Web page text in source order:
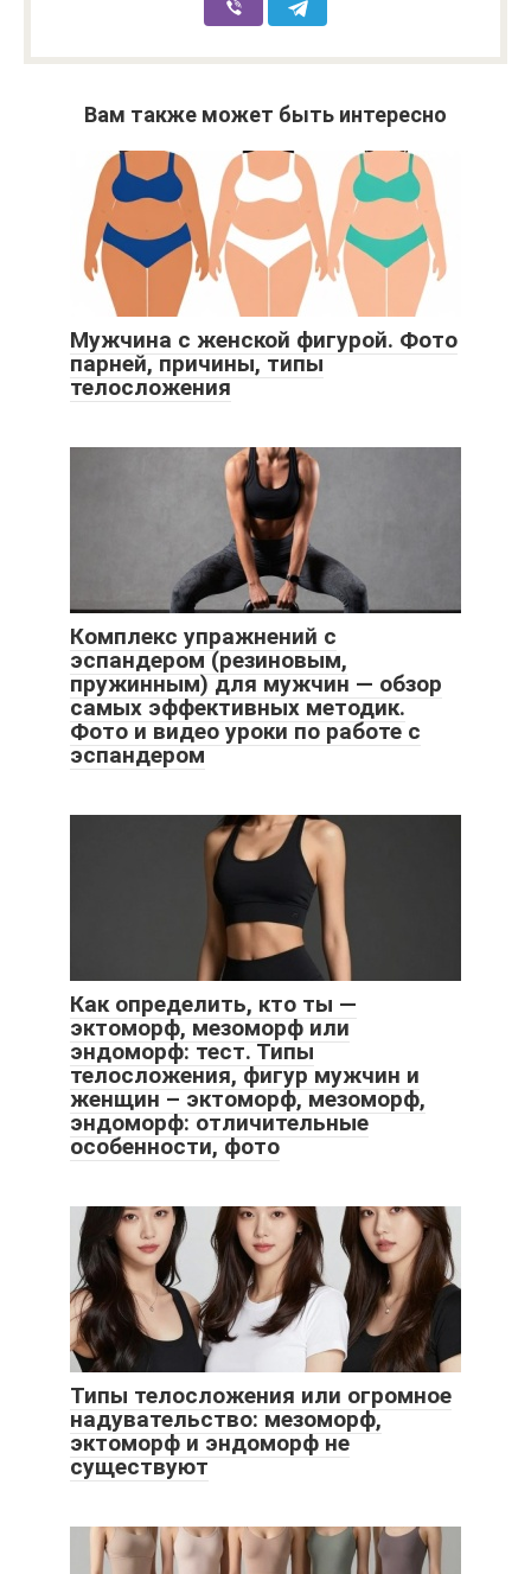
Вам также может быть интересно
Мужчина с женской фигурой. Фото
парней, причины, типы
телосложения
Комплекс упражнений с
эспандером (резиновым,
пружинным) для мужчин — обзор
самых эффективных методик.
Фото и видео уроки по работе с
эспандером
Как определить, кто ты —
эктоморф, мезоморф или
эндоморф: тест. Типы
телосложения, фигур мужчин и
женщин – эктоморф, мезоморф,
эндоморф: отличительные
особенности, фото
Типы телосложения или огромное
надувательство: мезоморф,
эктоморф и эндоморф не
существуют